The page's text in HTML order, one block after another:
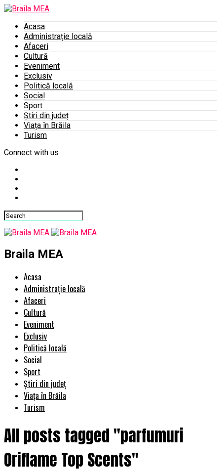
Acasa
Administrație locală
Afaceri
Cultură
Eveniment
Exclusiv
Politică locală
Social
Sport
Știri din județ
Viața în Brăila
Turism
Connect with us
Braila MEA
Acasa
Administrație locală
Afaceri
Cultură
Eveniment
Exclusiv
Politică locală
Social
Sport
Știri din județ
Viața în Brăila
Turism
All posts tagged "parfumuri
Oriflame Top Scents"